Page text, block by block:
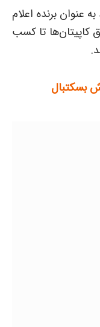
عنوان برنده اعلام
کاپیتان‌ها تا کسب
بسکتبال